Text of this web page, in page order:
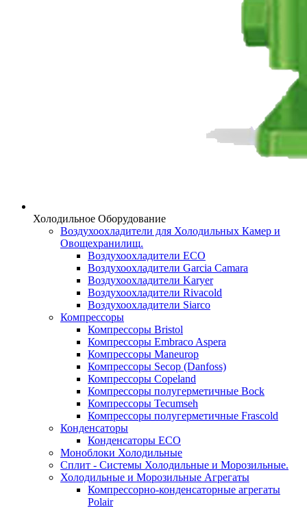
Холодильное Оборудование
Воздухоохладители для Холодильных Камер и
Овощехранилищ.
Воздухоохладители ECO
Воздухоохладители Garcia Camara
Воздухоохладители Karyer
Воздухоохладители Rivacold
Воздухоохладители Siarco
Компрессоры
Компрессоры Bristol
Компрессоры Embraco Aspera
Компрессоры Maneurop
Компрессоры Secop (Danfoss)
Компрессоры Copeland
Компрессоры полугерметичные Bock
Компрессоры Tecumseh
Компрессоры полугерметичные Frascold
Конденсаторы
Конденсаторы ECO
Моноблоки Холодильные
Сплит - Системы Холодильные и Морозильные.
Холодильные и Морозильные Агрегаты
Компрессорно-конденсаторные агрегаты
Polair